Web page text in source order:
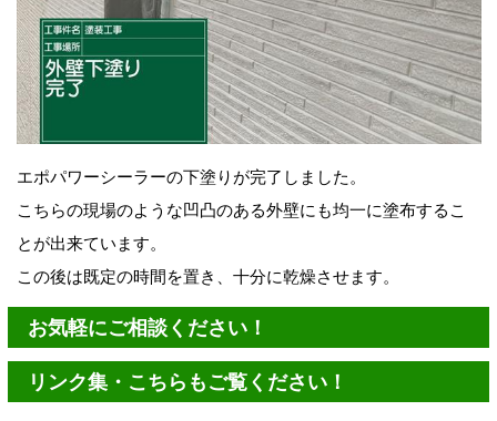
エポパワーシーラーの下塗りが完了しました。
こちらの現場のような凹凸のある外壁にも均一に塗布するこ
とが出来ています。
この後は既定の時間を置き、十分に乾燥させます。
お気軽にご相談ください！
リンク集・こちらもご覧ください！